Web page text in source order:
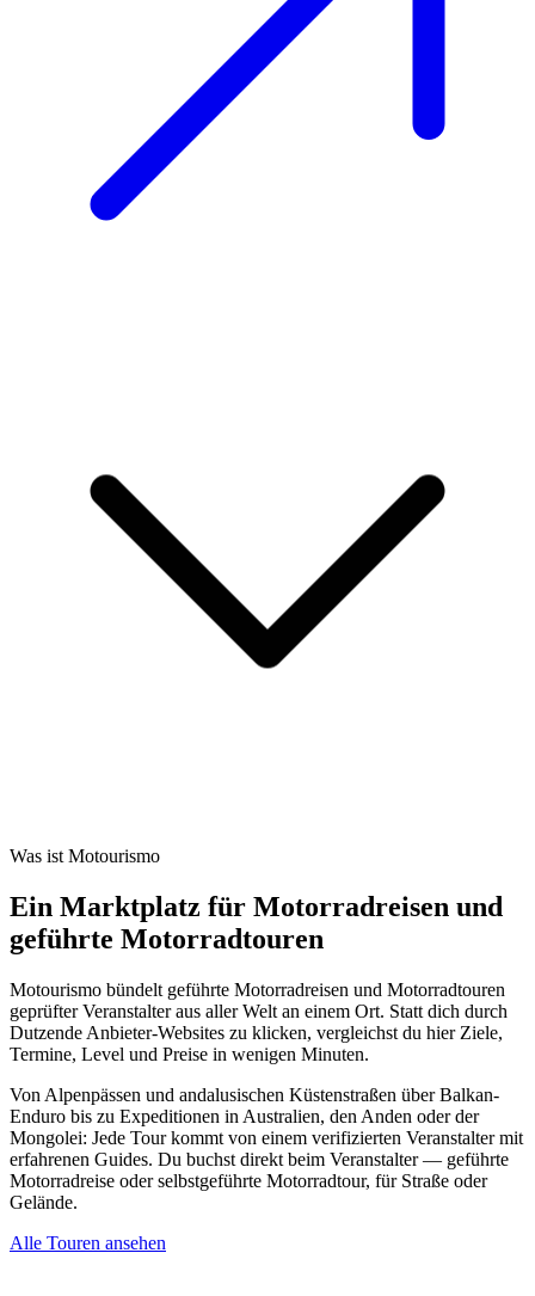
Was ist Motourismo
Ein Marktplatz für Motorradreisen und
geführte Motorradtouren
Motourismo bündelt geführte Motorradreisen und Motorradtouren
geprüfter Veranstalter aus aller Welt an einem Ort. Statt dich durch
Dutzende Anbieter-Websites zu klicken, vergleichst du hier Ziele,
Termine, Level und Preise in wenigen Minuten.
Von Alpenpässen und andalusischen Küstenstraßen über Balkan-
Enduro bis zu Expeditionen in Australien, den Anden oder der
Mongolei: Jede Tour kommt von einem verifizierten Veranstalter mit
erfahrenen Guides. Du buchst direkt beim Veranstalter — geführte
Motorradreise oder selbstgeführte Motorradtour, für Straße oder
Gelände.
Alle Touren ansehen